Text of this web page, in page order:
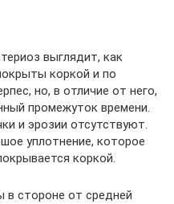
выглядит, как
коркой и по
но, в отличие от него,
промежуток времени.
и эрозии отсутствуют.
уплотнение, которое
коркой.
в стороне от средней